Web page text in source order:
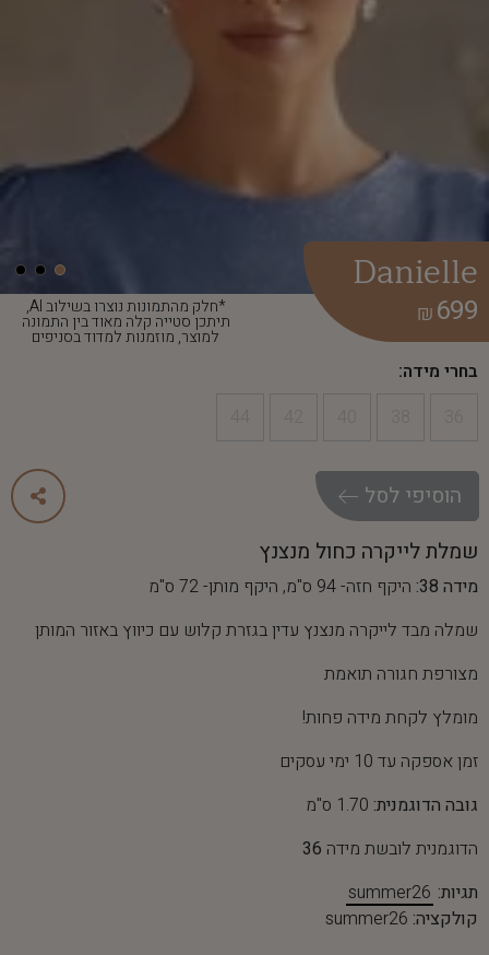
*חלק מהתמונות נוצרו בשילוב AI,
תיתכן סטייה קלה מאוד בין התמונה
למוצר, מוזמנות למדוד בסניפים
Danielle
699
₪
בחרי מידה:
הוסיפי לסל
שמלת לייקרה כחול מנצנץ
מידה 38:
היקף חזה- 94 ס"מ, היקף מותן- 72 ס"מ
שמלה מבד לייקרה מנצנץ עדין בגזרת קלוש עם כיווץ באזור המותן
מצורפת חגורה תואמת
מומלץ לקחת מידה פחות!
זמן אספקה עד 10 ימי עסקים
גובה הדוגמנית: 1.70 ס"מ
הדוגמנית לובשת מידה 36
תגיות: summer26
קולקציה: summer26